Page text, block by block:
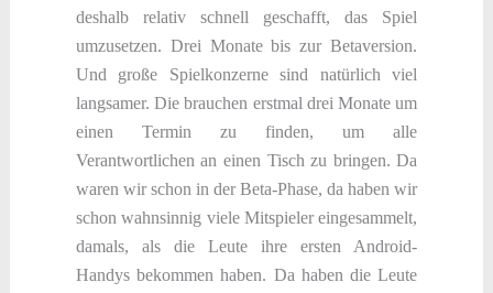
deshalb relativ schnell geschafft, das Spiel
umzusetzen. Drei Monate bis zur Betaversion.
Und große Spielkonzerne sind natürlich viel
langsamer. Die brauchen erstmal drei Monate um
einen Termin zu finden, um alle
Verantwortlichen an einen Tisch zu bringen. Da
waren wir schon in der Beta-Phase, da haben wir
schon wahnsinnig viele Mitspieler eingesammelt,
damals, als die Leute ihre ersten Android-
Handys bekommen haben. Da haben die Leute